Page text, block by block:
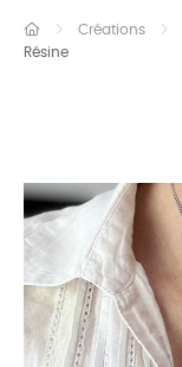
Créations
Résine